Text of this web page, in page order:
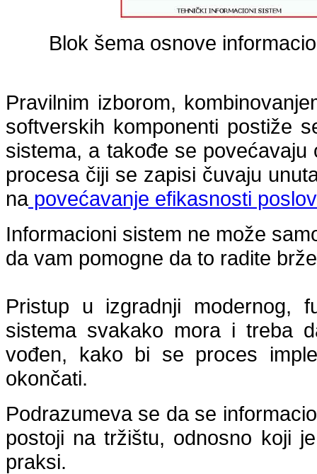
Blok šema osnove
Pravilnim izborom,
softverskih komponenti postiže
sistema, a takođe se
procesa čiji se zapisi čuvaju
napovećavanje efikasnosti
Informacioni sistem ne može
da vam pomogne da to radite
Pristup u izgradnji modernog,
sistema svakako mora i treba
vođen, kako bi se proces
okončati.
Podrazumeva se da se
postoji na tržištu, odnosno koji
praksi.